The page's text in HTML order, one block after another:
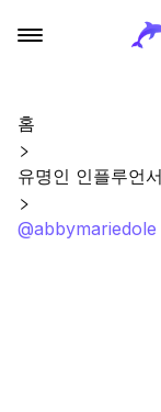
홈
유명인 인플루언서
@abbymariedole